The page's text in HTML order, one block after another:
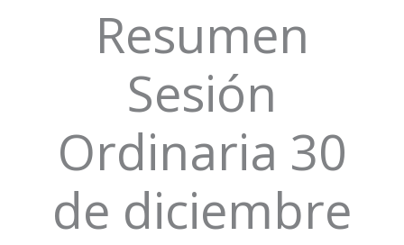
Resumen
Sesión
Ordinaria 30
de diciembre